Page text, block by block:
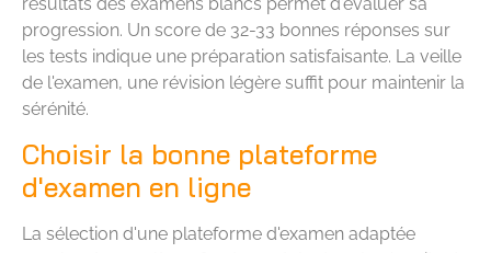
progression. Un score de 32-33 bonnes réponses sur
les tests indique une préparation satisfaisante. La veille
de l'examen, une révision légère suffit pour maintenir la
sérénité.
Choisir la bonne plateforme
d'examen en ligne
La sélection d'une plateforme d'examen adaptée